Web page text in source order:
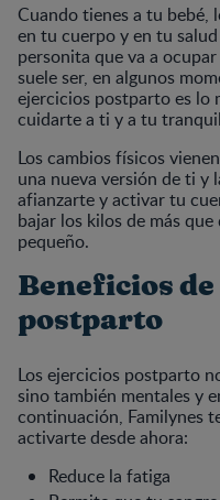
Cuando tienes a tu bebé,
en tu cuerpo y en tu
personita que va a
suele ser, en algunos
ejercicios postparto es lo
cuidarte a ti y a tu
Los cambios físicos
una nueva versión de ti y
afianzarte y activar tu
bajar los kilos de más
pequeño.
Beneficios
postparto
Los ejercicios postparto
sino también mentales y
continuación, Familynes
activarte desde ahora:
Reduce la fatiga